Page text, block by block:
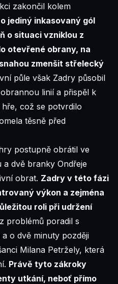
zakončil kolem
jediný inkasovaný gól
o situaci vzniklou z
otevřené obrany, na
zmenšit střelecký
půle však Zadry působil
linií a přispěl k
což se potvrdilo
těsně před
postupně obrátil ve
dvě branky Ondřeje
obrat. Zadry v této fázi
výkon a zejména
roli při udržení
problémů poradil s
o dvě minuty později
Milana Petržely, která
Právě tyto zákroky
utkání, neboť přímo